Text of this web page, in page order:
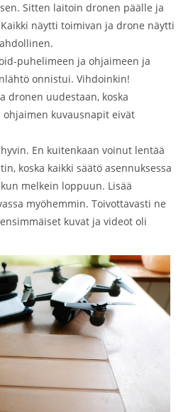
Sitten laitoin dronen päälle ja
näytti toimivan ja drone näytti
puhelimeen ja ohjaimeen ja
onnistui. Vihdoinkin!
dronen uudestaan, koska
kuvausnapit eivät
En kuitenkaan voinut lentää
koska kaikki säätö asennuksessa
melkein loppuun. Lisää
myöhemmin. Toivottavasti ne
kuvat ja videot oli